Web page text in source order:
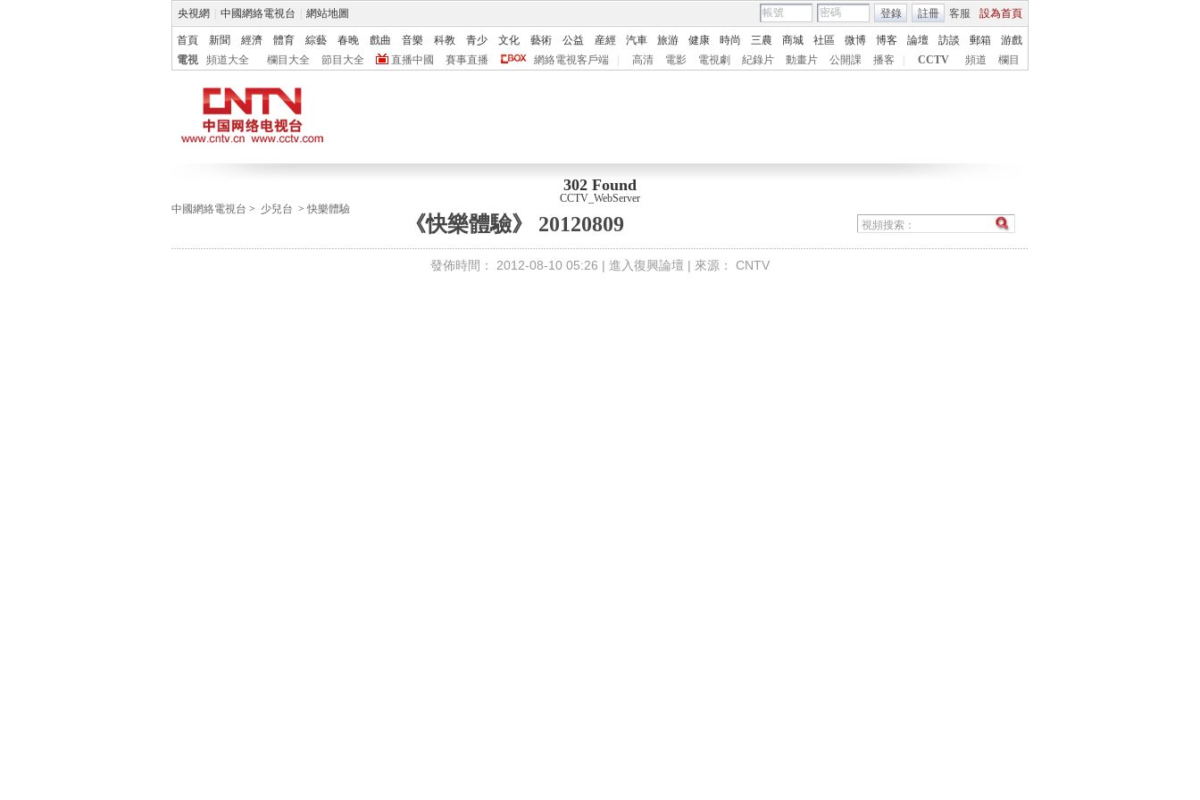
央視網 中國網絡電視台 網站地圖 客服 設為首頁
登錄 註冊
首頁 新聞 經濟 體育 綜藝 春晚 戲曲 音樂 科教 青少 文化 藝術 公益 産經 汽車 旅游 健康 時尚 三農 商城 社區 微博 博客 論壇 訪談 郵箱
游戲
電視
頻道大全 欄目大全 節目大全 直播中國 賽事直播 網絡電視客戶端 高清 電影 電視劇 紀錄片 動畫片 公開課 播客 CCTV 頻道 欄目
302 Found
CCTV_WebServer
中國網絡電視台 > 少兒台 >快樂體驗
《快樂體驗》 20120809
發佈時間： 2012-08-10 05:26 | 進入復興論壇 | 來源： CNTV